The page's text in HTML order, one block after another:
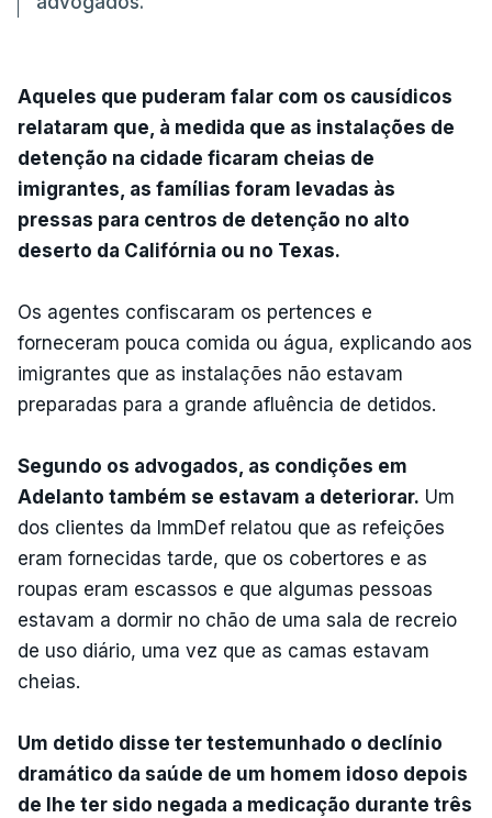
Aqueles que puderam falar com os causídicos
relataram que, à medida que as instalações de
detenção na cidade ficaram cheias de
imigrantes, as famílias foram levadas às
pressas para centros de detenção no alto
deserto da Califórnia ou no Texas.
Os agentes confiscaram os pertences e
forneceram pouca comida ou água, explicando aos
imigrantes que as instalações não estavam
preparadas para a grande afluência de detidos.
Segundo os advogados, as condições em
Adelanto também se estavam a deteriorar. Um
dos clientes da ImmDef relatou que as refeições
eram fornecidas tarde, que os cobertores e as
roupas eram escassos e que algumas pessoas
estavam a dormir no chão de uma sala de recreio
de uso diário, uma vez que as camas estavam
cheias.
Um detido disse ter testemunhado o declínio
dramático da saúde de um homem idoso depois
de lhe ter sido negada a medicação durante três